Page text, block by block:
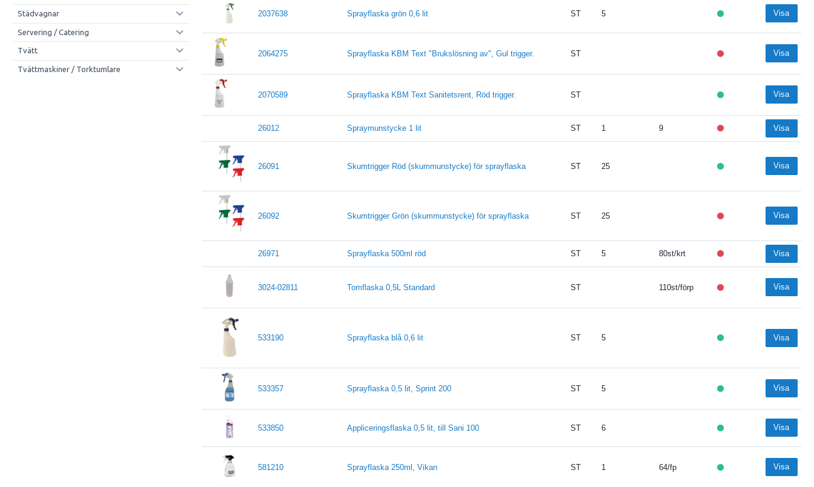
Städvagnar
Servering / Catering
Tvätt
Tvättmaskiner / Torktumlare
2037638 Sprayflaska grön 0,6 lit ST 5 Visa
2064275 Sprayflaska KBM Text "Brukslösning av", Gul trigger. ST Visa
2070589 Sprayflaska KBM Text Sanitetsrent, Röd trigger. ST Visa
26012 Spraymunstycke 1 lit ST 1 9 Visa
26091 Skumtrigger Röd (skummunstycke) för sprayflaska ST 25 Visa
26092 Skumtrigger Grön (skummunstycke) för sprayflaska ST 25 Visa
26971 Sprayflaska 500ml röd ST 5 80st/krt Visa
3024-02811 Tomflaska 0,5L Standard ST 110st/förp Visa
533190 Sprayflaska blå 0,6 lit ST 5 Visa
533357 Sprayflaska 0,5 lit, Sprint 200 ST 5 Visa
533850 Appliceringsflaska 0,5 lit, till Sani 100 ST 6 Visa
581210 Sprayflaska 250ml, Vikan ST 1 64/fp Visa